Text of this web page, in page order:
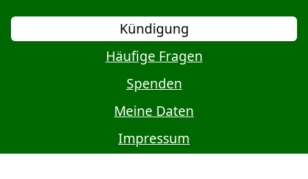
Kündigung
Häufige Fragen
Spenden
Meine Daten
Impressum